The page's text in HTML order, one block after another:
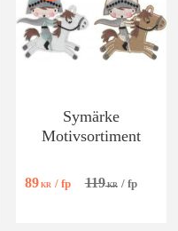
Symärke
Motivsortiment
89KR / fp 119KR / fp